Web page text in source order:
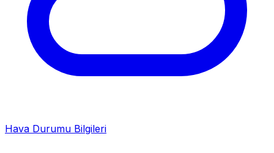
Hava Durumu Bilgileri